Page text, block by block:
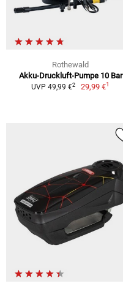
Rothewald
Akku-Druckluft-Pumpe 10 Bar
UVP 49,99 €2 29,99 €1